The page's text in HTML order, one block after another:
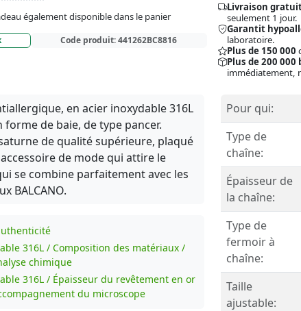
également disponible dans le panier
Code produit:441262BC8816
Livraison
seulement 1 jour.
Garantit
laboratoire.
Plus de 150 000
Plus de 200
immédiatement,
en acier inoxydable 316L
forme de baie, de type pancer.
de qualité supérieure, plaqué
de mode qui attire le
se combine parfaitement avec les
BALCANO.
316L / Composition des matériaux /
chimique
316L / Épaisseur du revêtement en or
du microscope
Pour qui:
Type de
chaîne:
Épaisseur de
la chaîne:
Type de
fermoir à
chaîne:
Taille
ajustable: